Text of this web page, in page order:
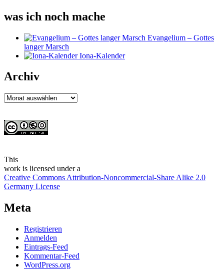
was ich noch mache
Evangelium – Gottes
langer Marsch
Iona-Kalender
Archiv
Archiv
This
work is licensed under a
Creative Commons Attribution-Noncommercial-Share Alike 2.0
Germany License
Meta
Registrieren
Anmelden
Eintrags-Feed
Kommentar-Feed
WordPress.org